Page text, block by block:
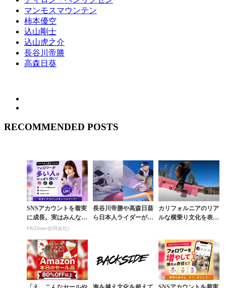
マンモスマウンテン
柿本優空
込山剛士
込山虎之介
長谷川帝勝
高森日葵
RECOMMENDED POSTS
SNSアカウントを着実
に成長。実はみんなコ
コ使ってます。
PR(Dreaw合同会社)
長谷川帝勝や高森日葵
ら日本人ライダーがマ
カリフォルニアのリア
ルな横乗り文化を表現